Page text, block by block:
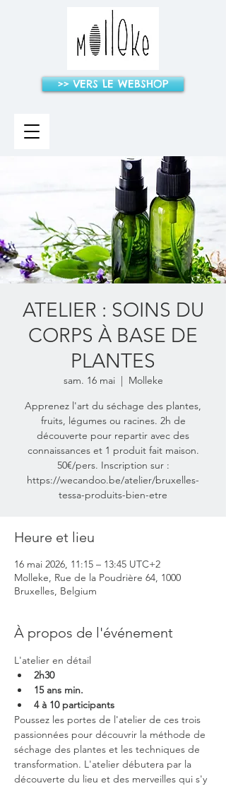
>> VERS LE WEBSHOP
ATELIER : SOINS DU
CORPS À BASE DE
PLANTES
sam. 16 mai
  |
Molleke
Apprenez l'art du séchage des plantes,
fruits, légumes ou racines. 2h de
découverte pour repartir avec des
connaissances et 1 produit fait maison.
50€/pers. Inscription sur :
https://wecandoo.be/atelier/bruxelles-
tessa-produits-bien-etre
Heure et lieu
16 mai 2026, 11:15 – 13:45 UTC+2
Molleke, Rue de la Poudrière 64, 1000
Bruxelles, Belgium
À propos de l'événement
L'atelier en détail
2h30
15 ans min.
4 à 10 participants
Poussez les portes de l'atelier de ces trois
passionnées pour découvrir la méthode de
séchage des plantes et les techniques de
transformation. L'atelier débutera par la
découverte du lieu et des merveilles qui s'y